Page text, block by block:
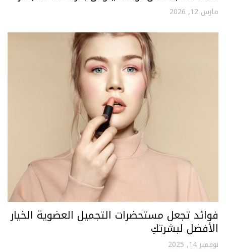
مارس 12, 2026
فوائد تجعل مستحضرات التجميل العضوية الخيار
الأفضل لبشرتكِ
نوفمبر 14, 2025